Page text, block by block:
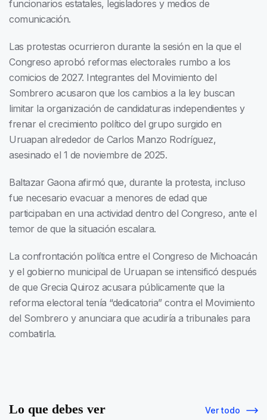
funcionarios estatales, legisladores y medios de
comunicación.
Las protestas ocurrieron durante la sesión en la que el
Congreso aprobó reformas electorales rumbo a los
comicios de 2027. Integrantes del Movimiento del
Sombrero acusaron que los cambios a la ley buscan
limitar la organización de candidaturas independientes y
frenar el crecimiento político del grupo surgido en
Uruapan alrededor de Carlos Manzo Rodríguez,
asesinado el 1 de noviembre de 2025.
Baltazar Gaona afirmó que, durante la protesta, incluso
fue necesario evacuar a menores de edad que
participaban en una actividad dentro del Congreso, ante el
temor de que la situación escalara.
La confrontación política entre el Congreso de Michoacán
y el gobierno municipal de Uruapan se intensificó después
de que Grecia Quiroz acusara públicamente que la
reforma electoral tenía “dedicatoria” contra el Movimiento
del Sombrero y anunciara que acudiría a tribunales para
combatirla.
Lo que debes ver Ver todo